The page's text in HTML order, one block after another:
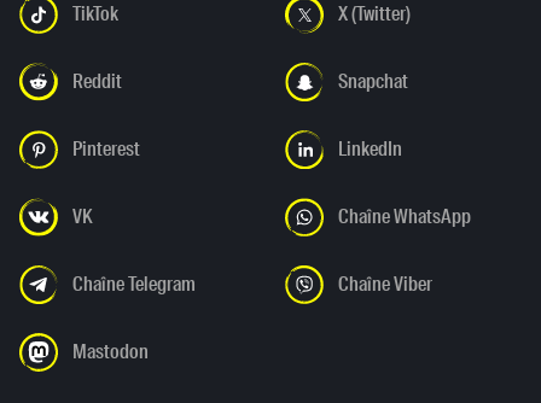
TikTok X (Twitter)
Reddit Snapchat
Pinterest LinkedIn
VK Chaîne WhatsApp
Chaîne Telegram Chaîne Viber
Mastodon